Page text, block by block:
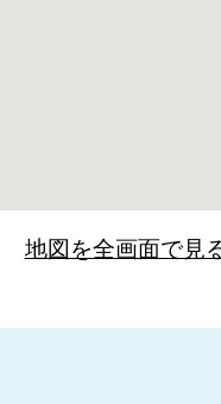
地図を全画面で見